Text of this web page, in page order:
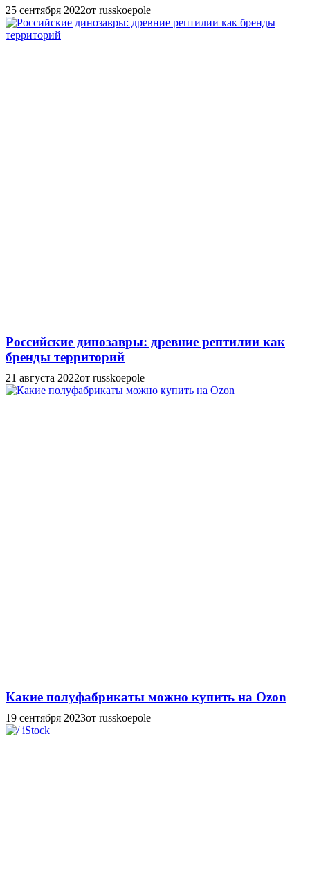
25 сентября 2022от russkoepole
Российские динозавры: древние рептилии как
бренды территорий
21 августа 2022от russkoepole
Какие полуфабрикаты можно купить на Ozon
19 сентября 2023от russkoepole